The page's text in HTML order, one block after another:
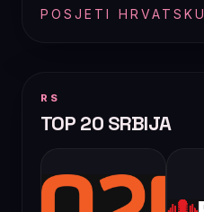
POSJETI HRVATSKU
RS
TOP 20 SRBIJA